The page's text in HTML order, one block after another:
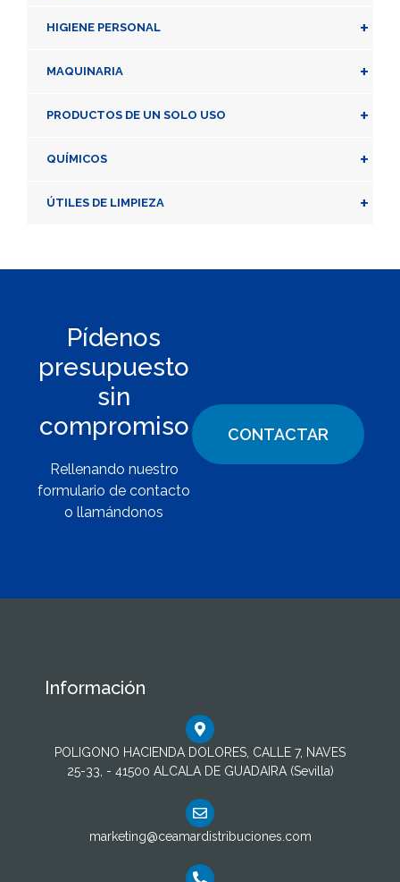
+
HIGIENE PERSONAL
+
MAQUINARIA
+
PRODUCTOS DE UN SOLO USO
+
QUÍMICOS
+
ÚTILES DE LIMPIEZA
Pídenos
presupuesto
sin
compromiso
Rellenando nuestro
formulario de contacto
o llamándonos
CONTACTAR
Información
POLIGONO HACIENDA DOLORES, CALLE 7, NAVES
25-33, - 41500 ALCALA DE GUADAIRA (Sevilla)
marketing@ceamardistribuciones.com